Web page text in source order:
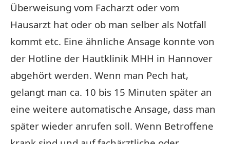
Überweisung vom Facharzt oder vom
Hausarzt hat oder ob man selber als Notfall
kommt etc. Eine ähnliche Ansage konnte von
der Hotline der Hautklinik MHH in Hannover
abgehört werden. Wenn man Pech hat,
gelangt man ca. 10 bis 15 Minuten später an
eine weitere automatische Ansage, dass man
später wieder anrufen soll. Wenn Betroffene